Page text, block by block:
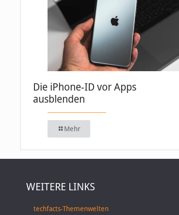
Die iPhone-ID vor Apps
ausblenden
Mehr
WEITERE LINKS
techfacts-Themenwelten